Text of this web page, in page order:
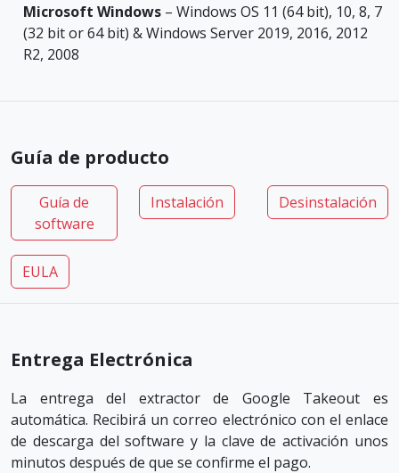
Microsoft Windows – Windows OS 11 (64 bit), 10, 8, 7
(32 bit or 64 bit) & Windows Server 2019, 2016, 2012
R2, 2008
Guía de producto
Guía de
software
Instalación Desinstalación
EULA
Entrega Electrónica
La entrega del extractor de Google Takeout es
automática. Recibirá un correo electrónico con el enlace
de descarga del software y la clave de activación unos
minutos después de que se confirme el pago.